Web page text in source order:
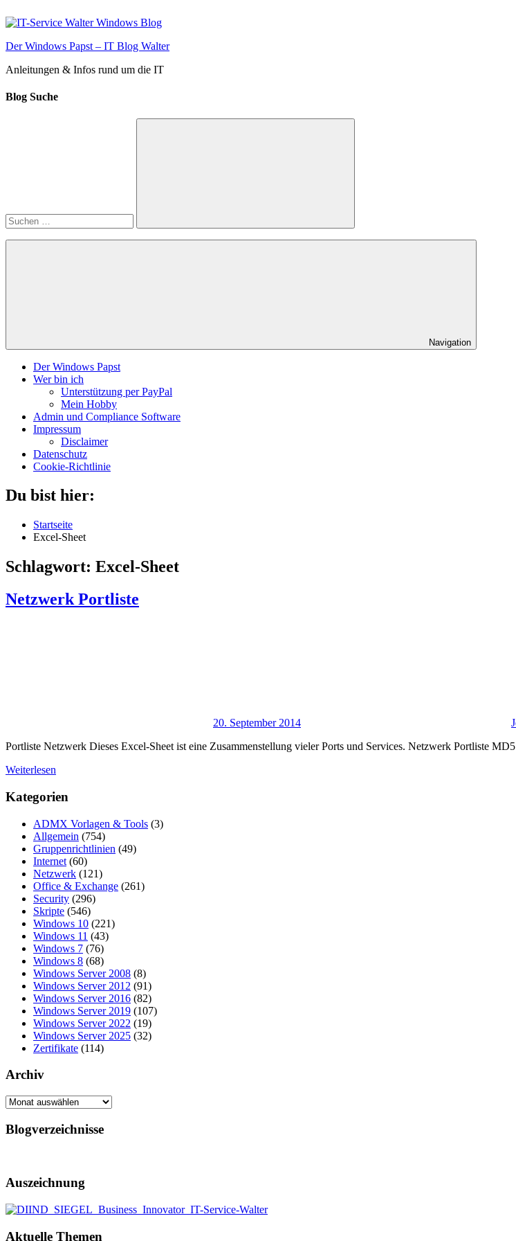
Inhalt
Der Windows Papst – IT Blog Walter
Anleitungen & Infos rund um die IT
Blog Suche
Suchen
Navigation
Der Windows Papst
Wer bin ich
Unterstützung per PayPal
Mein Hobby
Admin und Compliance Software
Impressum
Disclaimer
Datenschutz
Cookie-Richtlinie
Du bist hier:
Startseite
Excel-Sheet
Schlagwort: Excel-Sheet
Netzwerk Portliste
20. September 2014
Portliste Netzwerk Dieses Excel-Sheet ist eine Zusammenstellung vieler Ports und Services. Netzwerk Portliste
Weiterlesen
Kategorien
ADMX Vorlagen & Tools (3)
Allgemein (754)
Gruppenrichtlinien (49)
Internet (60)
Netzwerk (121)
Office & Exchange (261)
Security (296)
Skripte (546)
Windows 10 (221)
Windows 11 (43)
Windows 7 (76)
Windows 8 (68)
Windows Server 2008 (8)
Windows Server 2012 (91)
Windows Server 2016 (82)
Windows Server 2019 (107)
Windows Server 2022 (19)
Windows Server 2025 (32)
Zertifikate (114)
Archiv
Archiv
Blogverzeichnisse
Auszeichnung
Aktuelle Themen